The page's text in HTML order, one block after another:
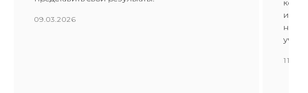
09.03.2026